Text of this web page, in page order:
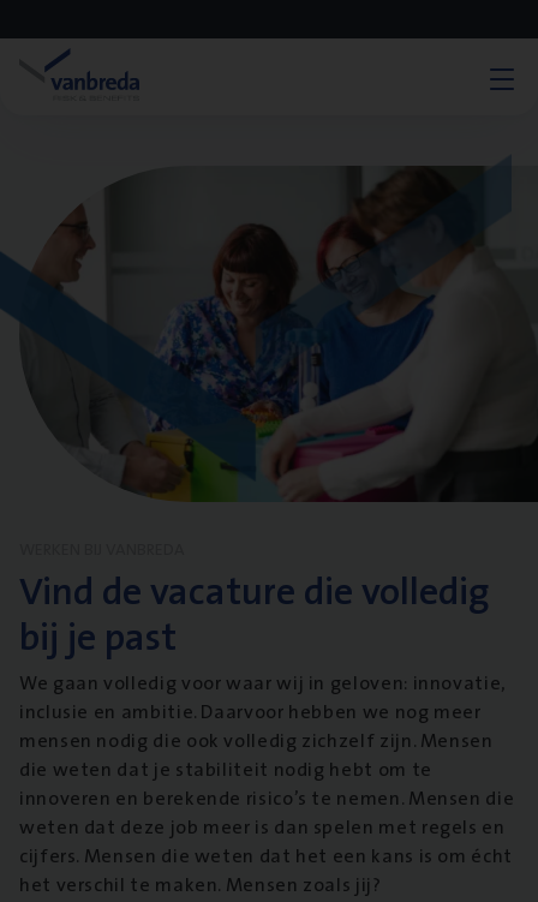
Vind de vacature die volledig
bij je past
We gaan volledig voor waar wij in geloven: innovatie,
inclusie en ambitie. Daarvoor hebben we nog meer
mensen nodig die ook volledig zichzelf zijn. Mensen
die weten dat je stabiliteit nodig hebt om te
innoveren en berekende risico’s te nemen. Mensen die
weten dat deze job meer is dan spelen met regels en
cijfers. Mensen die weten dat het een kans is om écht
het verschil te maken. Mensen zoals jij?